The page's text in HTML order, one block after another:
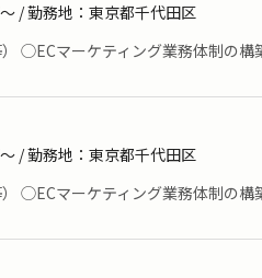
/ 勤務地：東京都千代田区
◯ECマーケティング業務体制の構
/ 勤務地：東京都千代田区
◯ECマーケティング業務体制の構